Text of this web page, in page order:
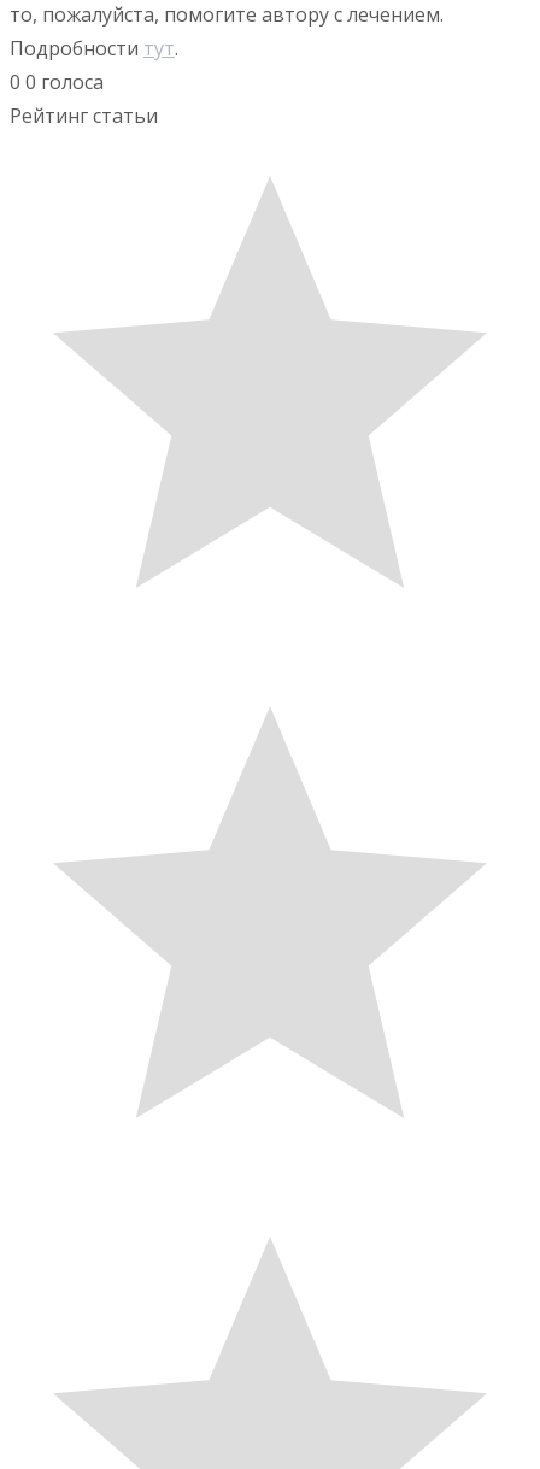
то, пожалуйста, помогите автору с лечением.
Подробности тут.
0 0 голоса
Рейтинг статьи